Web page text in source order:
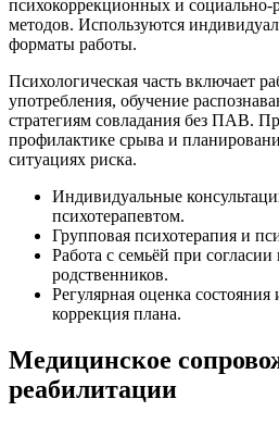
психокоррекционных и
методов. Используются
форматы работы.
Психологическая часть включает
употребления, обучение
стратегиям совладания без ПАВ.
профилактике срыва и
ситуациях риска.
Индивидуальные
психотерапевтом.
Групповая психотерапия и
Работа с семьёй при согласии
родственников.
Регулярная оценка
коррекция плана.
Медицинское
реабилитации